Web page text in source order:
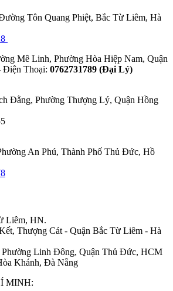
Tôn Quang Phiệt, Bắc Từ Liêm, Hà
Mê Linh, Phường Hòa Hiệp Nam, Quận
Điện Thoại: 0762731789 (Đại Lý)
Đằng, Phường Thượng Lý, Quận Hồng
An Phú, Thành Phố Thủ Đức, Hồ
Liêm, HN.
Thượng Cát - Quận Bắc Từ Liêm - Hà
Phường Linh Đông, Quận Thủ Đức, HCM
Khánh, Đà Nẵng
MINH: